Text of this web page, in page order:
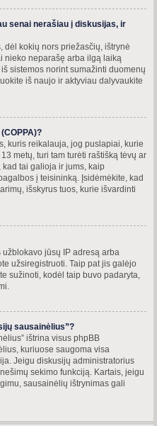
senai nerašiau į diskusijas, ir
dėl kokių nors priežasčių, ištrynė
nieko neparašę arba ilgą laiką
sistemos norint sumažinti duomenų
iš naujo ir aktyviau dalyvaukite
kuris reikalauja, jog puslapiai, kurie
metų, turi tam turėti raštišką tėvų ar
tai galioja ir jums, kaip
į teisininką. Įsidėmėkite, kad
išskyrus tuos, kurie išvardinti
jūsų IP adresą arba
užsiregistruoti. Taip pat jis galėjo
sužinoti, kodėl taip buvo padaryta,
sausainėlius”?
ištrina visus phpBB
kuriuose saugoma visa
Jeigu diskusijų administratorius
sekimo funkciją. Kartais, jeigu
sausainėlių ištrynimas gali